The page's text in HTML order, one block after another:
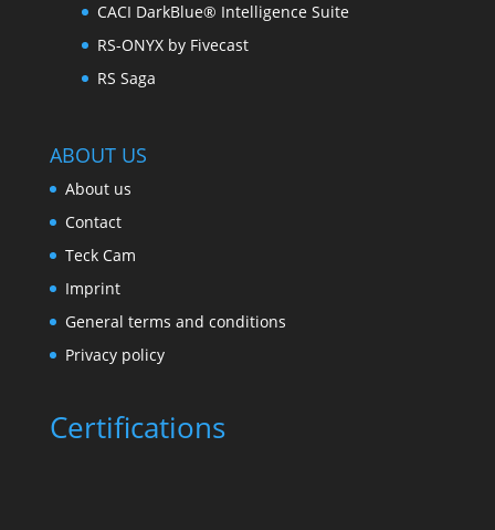
CACI DarkBlue® Intelligence Suite
RS-ONYX by Fivecast
RS Saga
ABOUT US
About us
Contact
Teck Cam
Imprint
General terms and conditions
Privacy policy
Certifications